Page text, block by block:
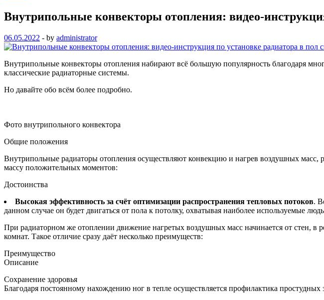
Внутрипольные конвекторы отопления: видео-
06.05.2022 - by administrator
Внутрипольные конвекторы отопления набирают всё большую популярность благодаря
классические радиаторные системы.
Но давайте обо всём более подробно.
Фото внутрипольного конвектора
Общие положения
Внутрипольные радиаторы отопления осуществляют конвекцию и нагрев воздушных масс,
массу положительных моментов:
Достоинства
Высокая эффективность за счёт оптимизации распространения тепловых потоков.
данном случае он будет двигаться от пола к потолку, охватывая наиболее используемые
При радиаторном же отоплении движение нагретых воздушных масс начинается от стен, в
комнат. Такое отличие сразу даёт несколько преимуществ:
Преимущество
Описание
Сохранение здоровья
Благодаря постоянному нахождению ног в тепле осуществляется профилактика простудных